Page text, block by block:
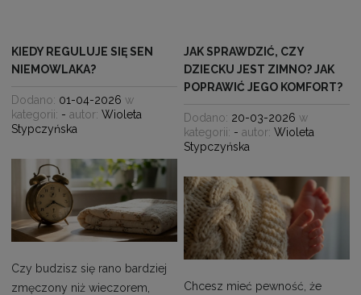
KIEDY REGULUJE SIĘ SEN
NIEMOWLAKA?
Dodano: 01-04-2026 w
kategorii: - autor:Wioleta
Stypczyńska
Czy budzisz się rano bardziej
zmęczony niż wieczorem,
JAK SPRAWDZIĆ, CZY
DZIECKU JEST ZIMNO? JAK
POPRAWIĆ JEGO KOMFORT?
Dodano: 20-03-2026 w
kategorii: - autor:Wioleta
Stypczyńska
Chcesz mieć pewność, że